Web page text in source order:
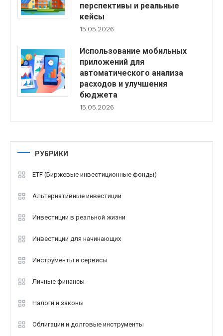
перспективы и реальные
кейсы
15.05.2026
Использование мобильных
приложений для
автоматического анализа
расходов и улучшения
бюджета
15.05.2026
РУБРИКИ
ETF (Биржевые инвестиционные фонды)
Альтернативные инвестиции
Инвестиции в реальной жизни
Инвестиции для начинающих
Инструменты и сервисы
Личные финансы
Налоги и законы
Облигации и долговые инструменты